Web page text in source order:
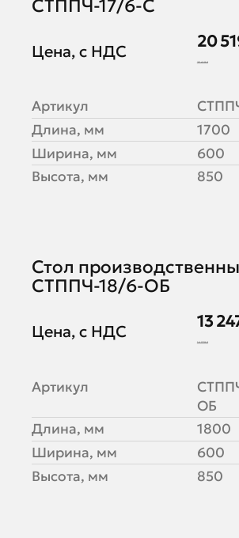
СТППЧ-17/6-С
Цена, с НДС
20
25 649 ₽
Артикул
Длина, мм
1700
Ширина, мм
600
Высота, мм
850
Стол
СТППЧ-18/6-ОБ
Цена, с НДС
13
16 559 ₽
Артикул
ОБ
Длина, мм
1800
Ширина, мм
600
Высота, мм
850